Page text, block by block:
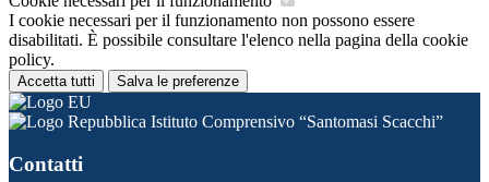
I cookie necessari per il funzionamento non possono essere
disabilitati. È possibile consultare l'elenco nella pagina della cookie
policy.
Accetta tutti Salva le preferenze
Istituto Comprensivo “Santomasi Scacchi”
Contatti